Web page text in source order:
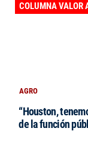
AGRO
COLUMNA VALOR
“Houston,
de la función